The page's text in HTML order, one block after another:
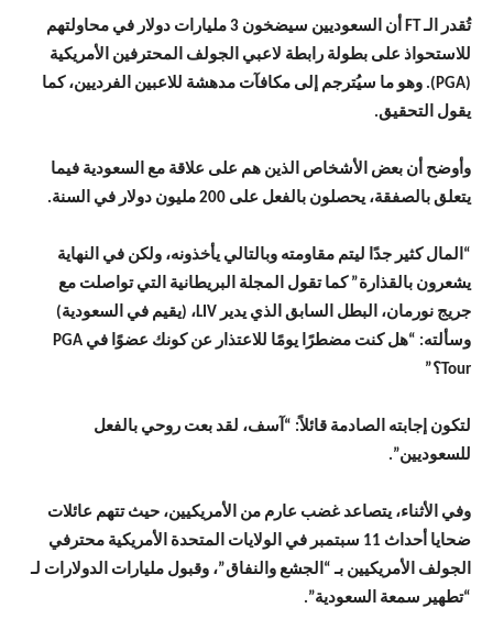
تُقدر الـ FT أن السعوديين سيضخون 3 مليارات دولار في محاولتهم
للاستحواذ على بطولة رابطة لاعبي الجولف المحترفين الأمريكية
(PGA). وهو ما سيُترجم إلى مكافآت مدهشة للاعبين الفرديين، كما
يقول التحقيق.
وأوضح أن بعض الأشخاص الذين هم على علاقة مع السعودية فيما
يتعلق بالصفقة، يحصلون بالفعل على 200 مليون دولار في السنة.
“المال كثير جدًا ليتم مقاومته وبالتالي يأخذونه، ولكن في النهاية
يشعرون بالقذارة” كما تقول المجلة البريطانية التي تواصلت مع
جريج نورمان، البطل السابق الذي يدير LIV، (يقيم في السعودية)
وسألته: “هل كنت مضطرًا يومًا للاعتذار عن كونك عضوًا في PGA
Tour؟”
لتكون إجابته الصادمة قائلاً: “آسف، لقد بعت روحي بالفعل
للسعوديين”.
وفي الأثناء، يتصاعد غضب عارم من الأمريكيين، حيث تتهم عائلات
ضحايا أحداث 11 سبتمبر في الولايات المتحدة الأمريكية محترفي
الجولف الأمريكيين بـ “الجشع والنفاق”، وقبول مليارات الدولارات لـ
“تطهير سمعة السعودية”.